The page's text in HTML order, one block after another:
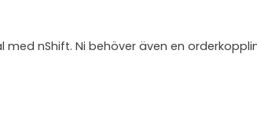
nShift. Ni behöver även en